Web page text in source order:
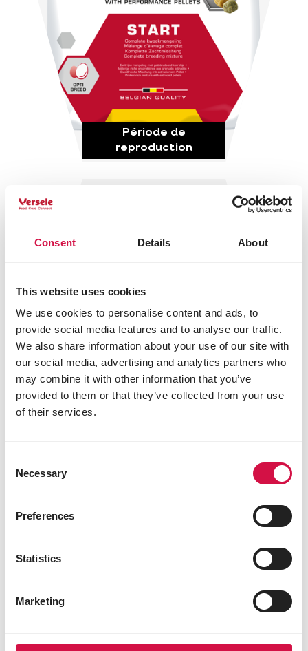
Consent Details About
This website uses cookies
We use cookies to personalise content and ads, to
provide social media features and to analyse our traffic.
We also share information about your use of our site with
our social media, advertising and analytics partners who
may combine it with other information that you’ve
provided to them or that they’ve collected from your use
of their services.
Selection
Necessary
Preferences
Statistics
Marketing
Période de
reproduction